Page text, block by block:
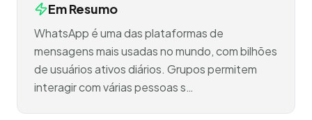
Em Resumo
WhatsApp é uma das plataformas de
mensagens mais usadas no mundo, com bilhões
de usuários ativos diários. Grupos permitem
interagir com várias pessoas s…